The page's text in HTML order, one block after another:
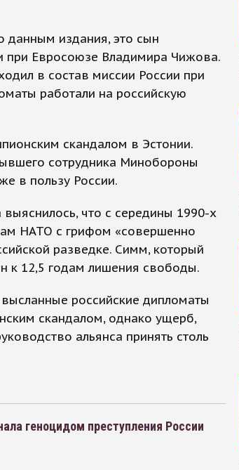
данным издания, это сын
при Евросоюзе Владимира Чижова.
в состав миссии России при
работали на российскую
скандалом в Эстонии.
сотрудника Минобороны
в пользу России.
что с середины 1990-х
НАТО с грифом «совершенно
разведке. Симм, который
к 12,5 годам лишения свободы.
российские дипломаты
скандалом, однако ущерб,
альянса принять столь
геноцидом преступления России